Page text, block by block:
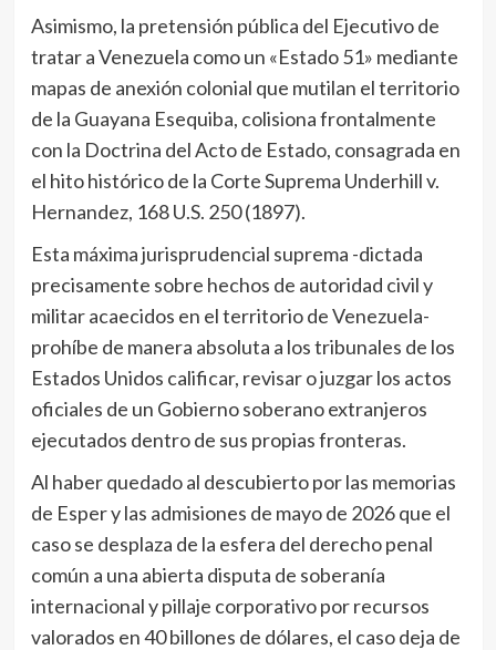
Asimismo, la pretensión pública del Ejecutivo de
tratar a Venezuela como un «Estado 51» mediante
mapas de anexión colonial que mutilan el territorio
de la Guayana Esequiba, colisiona frontalmente
con la Doctrina del Acto de Estado, consagrada en
el hito histórico de la Corte Suprema Underhill v.
Hernandez, 168 U.S. 250 (1897).
Esta máxima jurisprudencial suprema -dictada
precisamente sobre hechos de autoridad civil y
militar acaecidos en el territorio de Venezuela-
prohíbe de manera absoluta a los tribunales de los
Estados Unidos calificar, revisar o juzgar los actos
oficiales de un Gobierno soberano extranjeros
ejecutados dentro de sus propias fronteras.
Al haber quedado al descubierto por las memorias
de Esper y las admisiones de mayo de 2026 que el
caso se desplaza de la esfera del derecho penal
común a una abierta disputa de soberanía
internacional y pillaje corporativo por recursos
valorados en 40 billones de dólares, el caso deja de